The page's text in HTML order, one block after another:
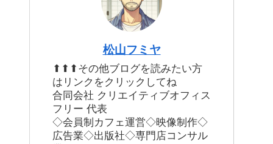
松山フミヤ
⬆⬆⬆その他ブログを読みたい方
はリンクをクリックしてね
合同会社 クリエイティブオフィス
フリー 代表
◇会員制カフェ運営◇映像制作◇
広告業◇出版社◇専門店コンサル